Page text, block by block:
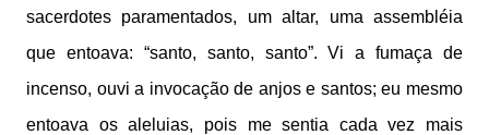
sacerdotes paramentados, um altar, uma assembléia
que entoava: “santo, santo, santo”. Vi a fumaça de
incenso, ouvi a invocação de anjos e santos; eu mesmo
entoava os aleluias, pois me sentia cada vez mais